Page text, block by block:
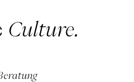
Culture.